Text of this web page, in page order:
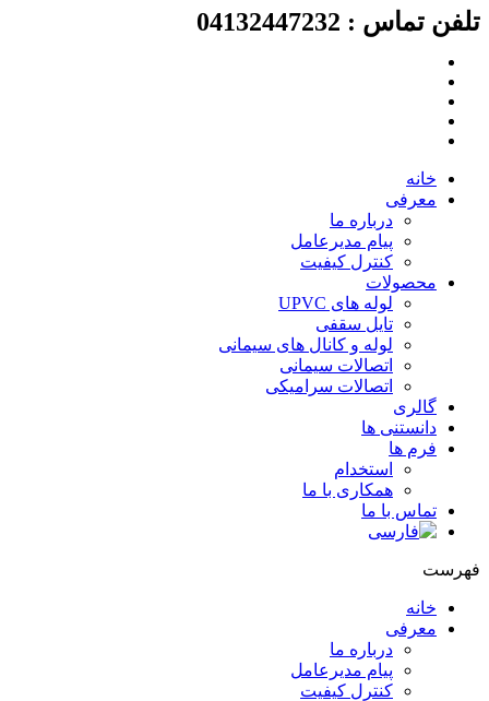
تلفن تماس : 04132447232
خانه
معرفی
درباره ما
پیام مدیرعامل
کنترل کیفیت
محصولات
لوله های UPVC
تایل سقفی
لوله و کانال های سیمانی
اتصالات سیمانی
اتصالات سرامیکی
گالری
دانستنی ها
فرم ها
استخدام
همکاری با ما
تماس با ما
فهرست
خانه
معرفی
درباره ما
پیام مدیرعامل
کنترل کیفیت